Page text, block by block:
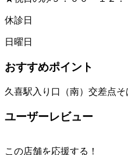
休診日
日曜日
おすすめポイント
久喜駅入り口（南）交差点
ユーザーレビュー
この店舗を応援する！